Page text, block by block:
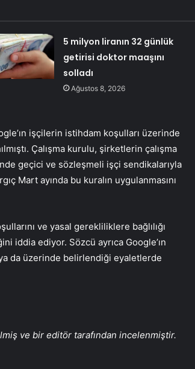
5 milyon liranın 32 günlük
getirisi doktor maaşını
solladı
Ağustos 8, 2026
işçilerin istihdam koşulları üzerinde
Çalışma kurulu, şirketlerin çalışma
geçici ve sözleşmeli işçi sendikalarıyla
Mart ayında bu kuralın uygulanmasını
ve yasal gerekliliklere bağlılığı
iddia ediyor. Sözcü ayrıca Google’ın
da üzerinde belirlendiği eyaletlerde
ve bir editör tarafından incelenmiştir.